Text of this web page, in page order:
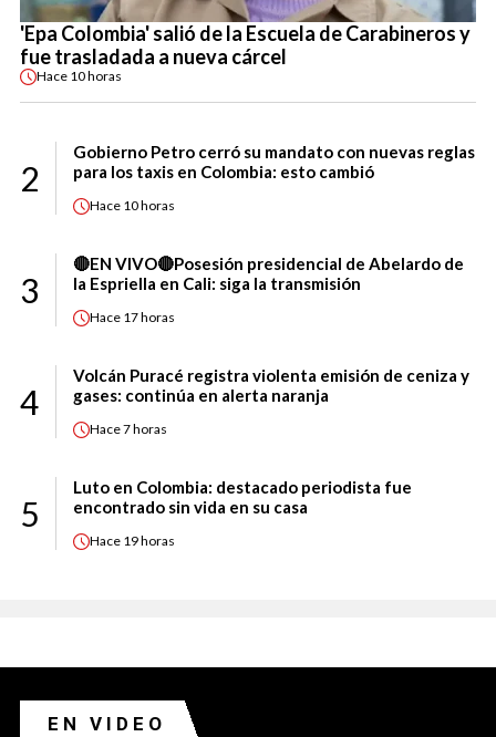
'Epa Colombia' salió de la Escuela de Carabineros y
fue trasladada a nueva cárcel
Hace 10 horas
2
Gobierno Petro cerró su mandato con nuevas reglas
para los taxis en Colombia: esto cambió
Hace 10 horas
3
🔴EN VIVO🔴Posesión presidencial de Abelardo de
la Espriella en Cali: siga la transmisión
Hace 17 horas
4
Volcán Puracé registra violenta emisión de ceniza y
gases: continúa en alerta naranja
Hace7 horas
5
Luto en Colombia: destacado periodista fue
encontrado sin vida en su casa
Hace 19 horas
EN VIDEO